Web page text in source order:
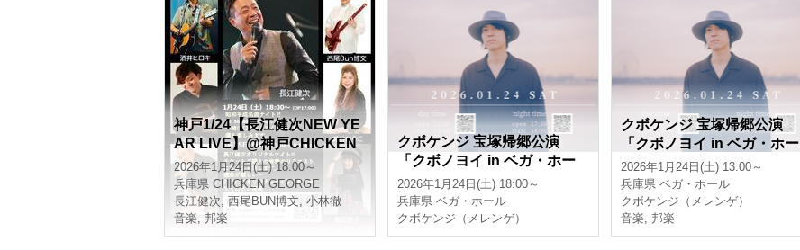
神戸1/24【長江健次NEW YE
AR LIVE】@神戸CHICKEN
GEORGE
2026年1月24日(土) 18:00～
兵庫県 CHICKEN GEORGE
長江健次, 西尾BUN博文, 小林徹
音楽, 邦楽
クボケンジ 宝塚帰郷公演
「クボノヨイ in ベガ・ホー
ル」《夜の部》
2026年1月24日(土) 18:00～
兵庫県 ベガ・ホール
クボケンジ（メレンゲ）
クボケンジ 宝塚帰郷公演
「クボノヨイ in ベガ・ホー
ル」《昼の部》
2026年1月24日(土) 13:00～
兵庫県 ベガ・ホール
クボケンジ（メレンゲ）
音楽, 邦楽